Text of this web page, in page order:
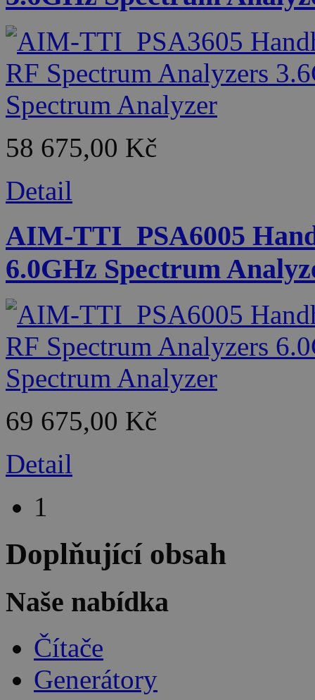
58 675,00 Kč
Detail
AIM-TTI_PSA6005
6.0GHz Spectrum
69 675,00 Kč
Detail
1
Doplňující obsah
Naše nabídka
Čítače
Generátory